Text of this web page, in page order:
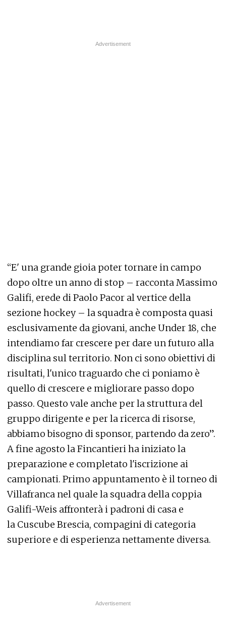
“E' una grande gioia poter tornare in campo
dopo oltre un anno di stop – racconta Massimo
Galifi, erede di Paolo Pacor al vertice della
sezione hockey – la squadra è composta quasi
esclusivamente da giovani, anche Under 18, che
intendiamo far crescere per dare un futuro alla
disciplina sul territorio. Non ci sono obiettivi di
risultati, l'unico traguardo che ci poniamo è
quello di crescere e migliorare passo dopo
passo. Questo vale anche per la struttura del
gruppo dirigente e per la ricerca di risorse,
abbiamo bisogno di sponsor, partendo da zero”.
A fine agosto la Fincantieri ha iniziato la
preparazione e completato l'iscrizione ai
campionati. Primo appuntamento è il torneo di
Villafranca nel quale la squadra della coppia
Galifi-Weis affronterà i padroni di casa e
la Cuscube Brescia, compagini di categoria
superiore e di esperienza nettamente diversa.